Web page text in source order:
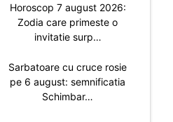
Horoscop 7 august 2026:
Zodia care primeste o
invitatie surp…
Sarbatoare cu cruce rosie
pe 6 august: semnificatia
Schimbar…